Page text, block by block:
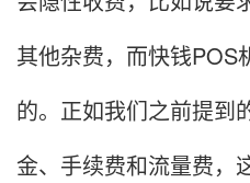
其他杂费，而快钱POS
的。正如我们之前提到
金、手续费和流量费，